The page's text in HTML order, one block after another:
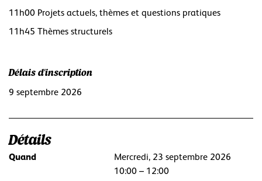
11h00 Projets actuels, thèmes et questions pratiques
11h45 Thèmes structurels
Délais d'inscription
9 septembre 2026
Détails
Quand
Mercredi, 23 septembre 2026
10:00 – 12:00